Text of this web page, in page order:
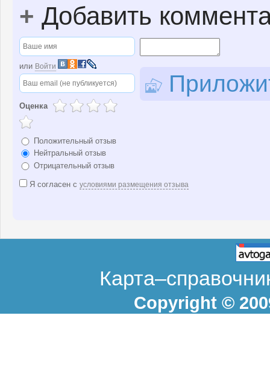
+ Добавить
или Войти
Оценка
Положительный отзыв
Нейтральный отзыв
Отрицательный отзыв
Я согласен с условиями размещения отзыва
Copyright ©